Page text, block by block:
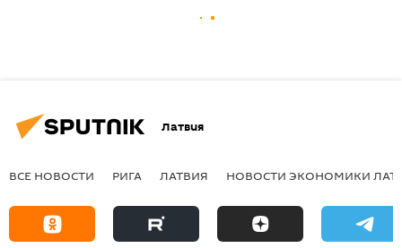
Латвия
ВСЕ НОВОСТИ РИГА ЛАТВИЯ НОВОСТИ ЭКОНОМИКИ